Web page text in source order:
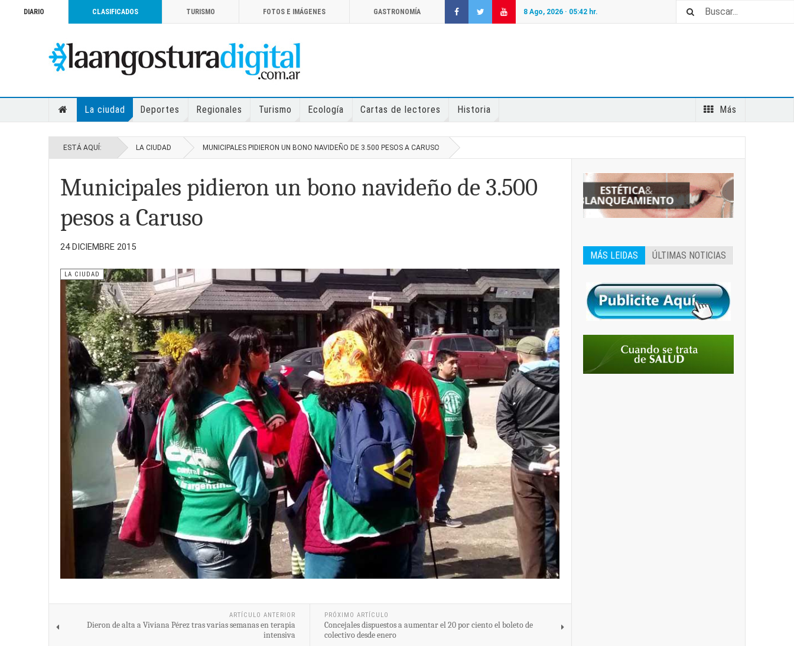
8 Ago, 2026 · 05:42 hr.
DIARIO CLASIFICADOS TURISMO FOTOS E IMÁGENES GASTRONOMÍA
La ciudad Deportes Regionales Turismo Ecología Cartas de lectores Historia Más
ESTÁ AQUÍ: LA CIUDAD MUNICIPALES PIDIERON UN BONO NAVIDEÑO DE 3.500 PESOS A CARUSO
Municipales pidieron un bono navideño de 3.500
pesos a Caruso
24 DICIEMBRE 2015
LA CIUDAD
ARTÍCULO ANTERIOR
Dieron de alta a Viviana Pérez tras varias semanas en terapia
intensiva
PRÓXIMO ARTÍCULO
Concejales dispuestos a aumentar el 20 por ciento el boleto de
colectivo desde enero
MÁS LEIDAS ÚLTIMAS NOTICIAS